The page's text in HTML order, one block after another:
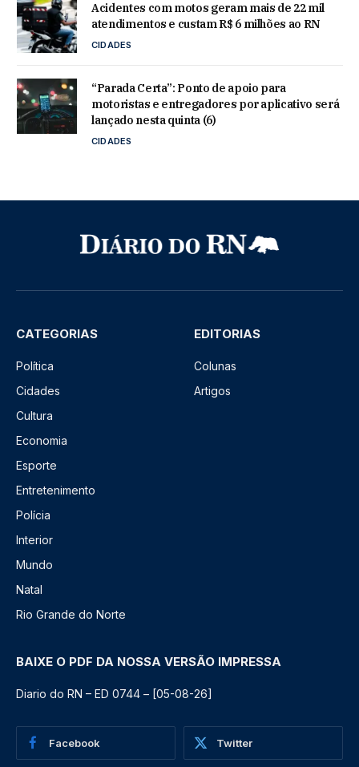
Acidentes com motos geram mais de 22 mil
atendimentos e custam R$ 6 milhões ao RN
CIDADES
“Parada Certa”: Ponto de apoio para
motoristas e entregadores por aplicativo será
lançado nesta quinta (6)
CIDADES
CATEGORIAS
Política
Cidades
Cultura
Economia
Esporte
Entretenimento
Polícia
Interior
Mundo
Natal
Rio Grande do Norte
EDITORIAS
Colunas
Artigos
BAIXE O PDF DA NOSSA VERSÃO IMPRESSA
Diario do RN – ED 0744 – [05-08-26]
Facebook Twitter